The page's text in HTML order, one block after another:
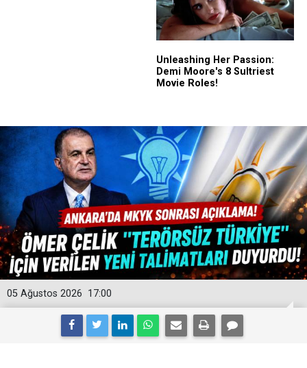
17:00
05 Ağustos 2026